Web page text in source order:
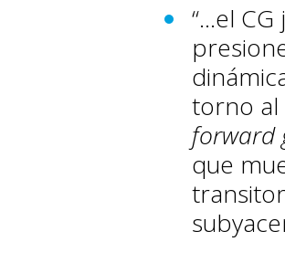
“…el
torno al
forward
que